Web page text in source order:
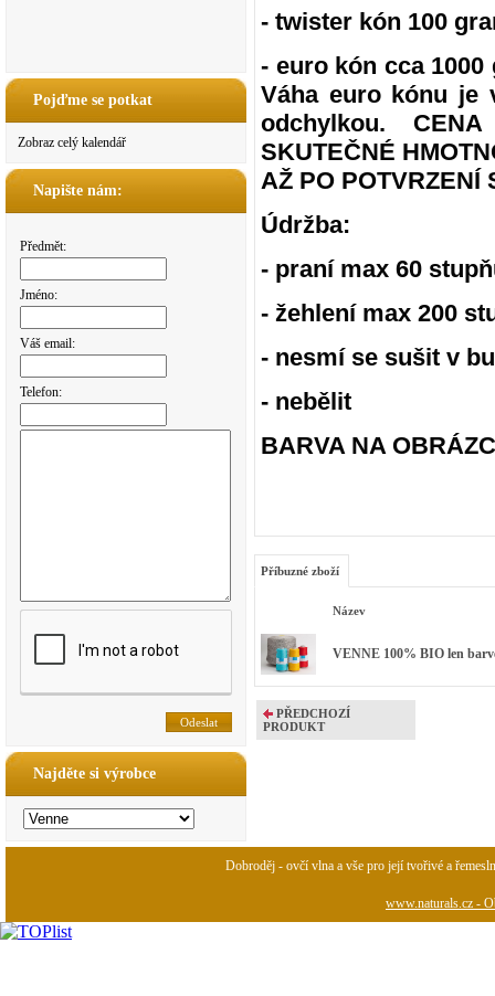
Pojďme se potkat
Zobraz celý kalendář
Napište nám:
Předmět:
Jméno:
Váš email:
Telefon:
Najděte si výrobce
- twister kón 100
- euro kón cca 1000
Váha euro kónu je
odchylkou.
SKUTEČNÉ
AŽ PO POTVRZENÍ
Údržba:
- praní max 60
- žehlení max 200
- nesmí se sušit v
- nebělit
BARVA NA
Příbuzné zboží
Název
VENNE 100% BIO len
PŘEDCHOZÍ
PRODUKT
Dobroděj - ovčí vlna a vše pro její tvořivé a
www.naturals.cz -